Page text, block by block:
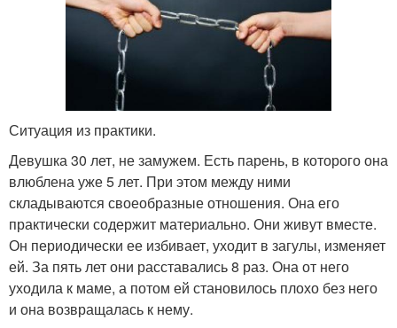
Ситуация из практики.
Девушка 30 лет, не замужем. Есть парень, в которого она
влюблена уже 5 лет. При этом между ними
складываются своеобразные отношения. Она его
практически содержит материально. Они живут вместе.
Он периодически ее избивает, уходит в загулы, изменяет
ей. За пять лет они расставались 8 раз. Она от него
уходила к маме, а потом ей становилось плохо без него
и она возвращалась к нему.